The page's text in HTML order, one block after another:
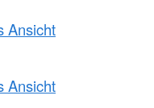
Ansicht
Ansicht